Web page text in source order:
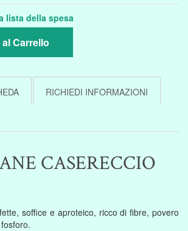
lista della spesa
Carrello
RICHIEDI INFORMAZIONI
CASERECCIO
soffice e aproteico, ricco di fibre, povero